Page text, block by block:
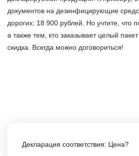
документов на дезинфицирующие
дорогих: 18 900 рублей. Но учтите, что
а также тем, кто заказывает целый
скидка. Всегда можно договориться!
Декларация соответствия: Цена?